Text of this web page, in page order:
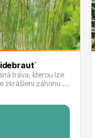
´Heidebraut´
tráva, kterou lze
zkrášlení záhonu.